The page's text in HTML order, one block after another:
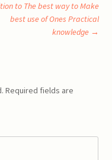
to The best way to Make
best use of Ones Practical
knowledge →
Required fields are